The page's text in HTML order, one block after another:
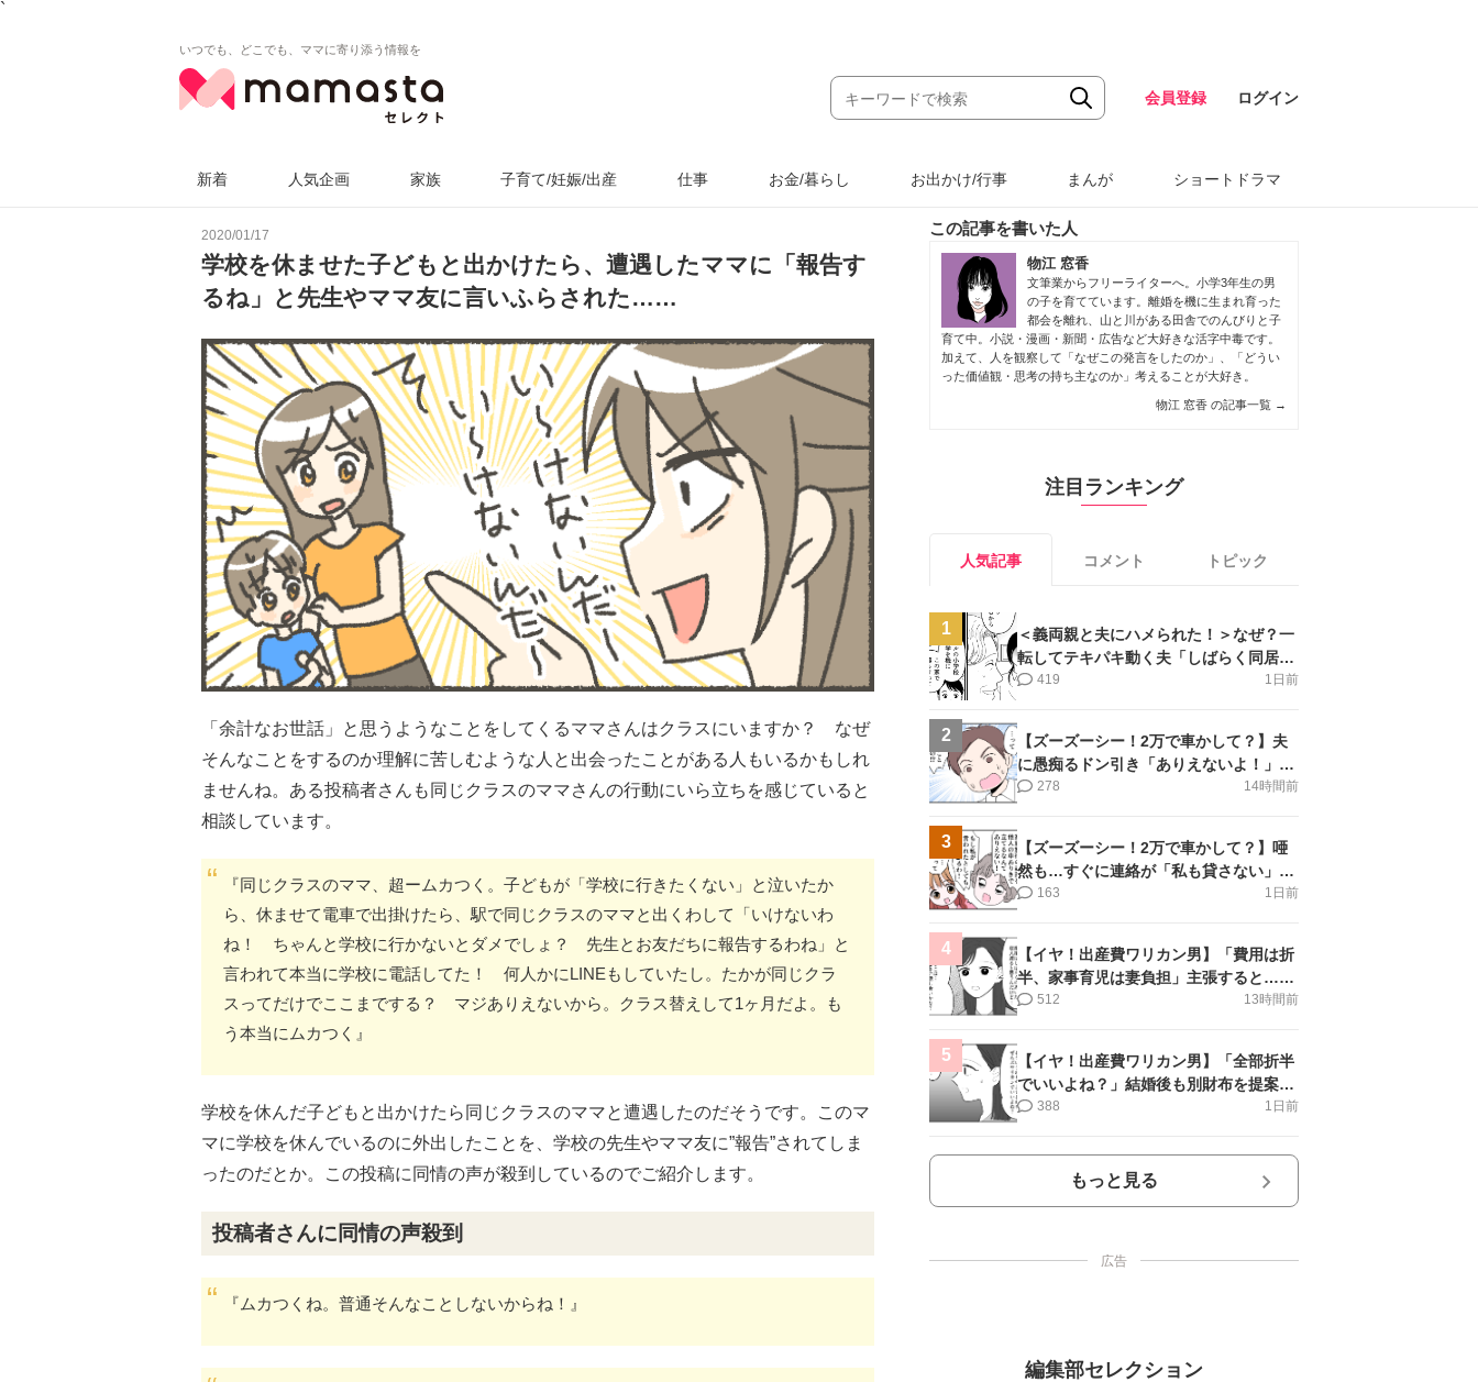
`
いつでも、どこでも、ママに寄り添う情報を
会員登録 ログイン
新着 人気企画 家族 子育て/妊娠/出産 仕事 お金/暮らし お出かけ/行事 まんが ショートドラマ
2020/01/17
学校を休ませた子どもと出かけたら、遭遇したママに「報告す
るね」と先生やママ友に言いふらされた……
「余計なお世話」と思うようなことをしてくるママさんはクラスにいますか？ なぜ
そんなことをするのか理解に苦しむような人と出会ったことがある人もいるかもしれ
ませんね。ある投稿者さんも同じクラスのママさんの行動にいら立ちを感じていると
相談しています。
『同じクラスのママ、超ームカつく。子どもが「学校に行きたくない」と泣いたか
ら、休ませて電車で出掛けたら、駅で同じクラスのママと出くわして「いけないわ
ね！ ちゃんと学校に行かないとダメでしょ？ 先生とお友だちに報告するわね」と
言われて本当に学校に電話してた！ 何人かにLINEもしていたし。たかが同じクラ
スってだけでここまでする？ マジありえないから。クラス替えして1ヶ月だよ。も
う本当にムカつく』
学校を休んだ子どもと出かけたら同じクラスのママと遭遇したのだそうです。このマ
マに学校を休んでいるのに外出したことを、学校の先生やママ友に”報告”されてしま
ったのだとか。この投稿に同情の声が殺到しているのでご紹介します。
投稿者さんに同情の声殺到
『ムカつくね。普通そんなことしないからね！』
この記事を書いた人
物江 窓香
文筆業からフリーライターへ。小学3年生の男
の子を育てています。離婚を機に生まれ育った
都会を離れ、山と川がある田舎でのんびりと子
育て中。小説・漫画・新聞・広告など大好きな活字中毒です。
加えて、人を観察して「なぜこの発言をしたのか」、「どうい
った価値観・思考の持ち主なのか」考えることが大好き。
物江 窓香 の記事一覧 →
注目ランキング
人気記事 コメント トピック
1
＜義両親と夫にハメられた！＞なぜ？一
転してテキパキ動く夫「しばらく同居」
提案され【第4話まんが】
1日前
419
2
【ズーズーシー！2万で車かして？】夫
に愚痴るドン引き「ありえないよ！」＜
第16話＞#4コマ母道場
14時間前
278
3
【ズーズーシー！2万で車かして？】唖
然も…すぐに連絡が「私も貸さない」＜
第15話＞#4コマ母道場
1日前
163
4
【イヤ！出産費ワリカン男】「費用は折
半、家事育児は妻負担」主張すると…＜
第11話＞#4コマ母道場
13時間前
512
5
【イヤ！出産費ワリカン男】「全部折半
でいいよね？」結婚後も別財布を提案＜
第10話＞#4コマ母道場
1日前
388
もっと見る
広告
編集部セレクション